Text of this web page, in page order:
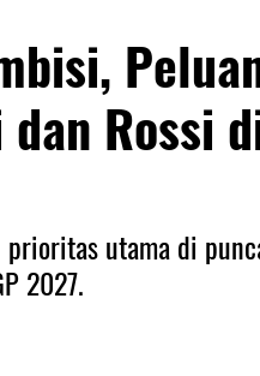
Rossi
prioritas utama di
2027.